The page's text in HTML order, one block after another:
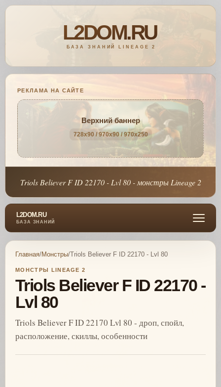
РЕКЛАМА НА САЙТЕ
Верхний баннер
728x90 / 970x90 / 970x250
Triols Believer F ID 22170 - Lvl 80 - монстры Lineage 2
L2DOM.RU
БАЗА ЗНАНИЙ
Главная/Монстры/Triols Believer F ID 22170 - Lvl 80
МОНСТРЫ LINEAGE 2
Triols Believer F ID 22170 -
Lvl 80
Triols Believer F ID 22170 Lvl 80 - дроп, спойл,
расположение, скиллы, особенности